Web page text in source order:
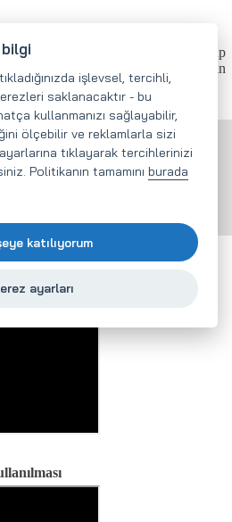
işlevsel, tercihli,
saklanacaktır - bu
kullanmanızı sağlayabilir,
ölçebilir ve reklamlarla sizi
tıklayarak tercihlerinizi
Politikanın tamamını burada
katılıyorum
ayarları
0,62 mm’dir. Film rulo halinde olup
yüzeye yapıştırmadan
önce filmi düzleştirin.
alt yüzeye yeterince yapışmazsa
alt yüzeyin yapısından vs. dolayı)
yapıştırıcı kullanmanızı rica